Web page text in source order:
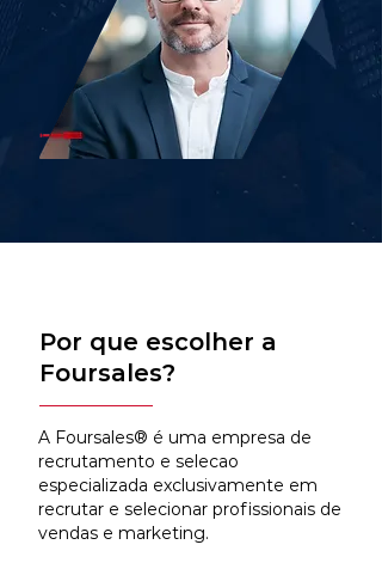
Por que escolher a
Foursales?
A Foursales® é uma empresa de
recrutamento e selecao
especializada exclusivamente em
recrutar e selecionar profissionais de
vendas e marketing.